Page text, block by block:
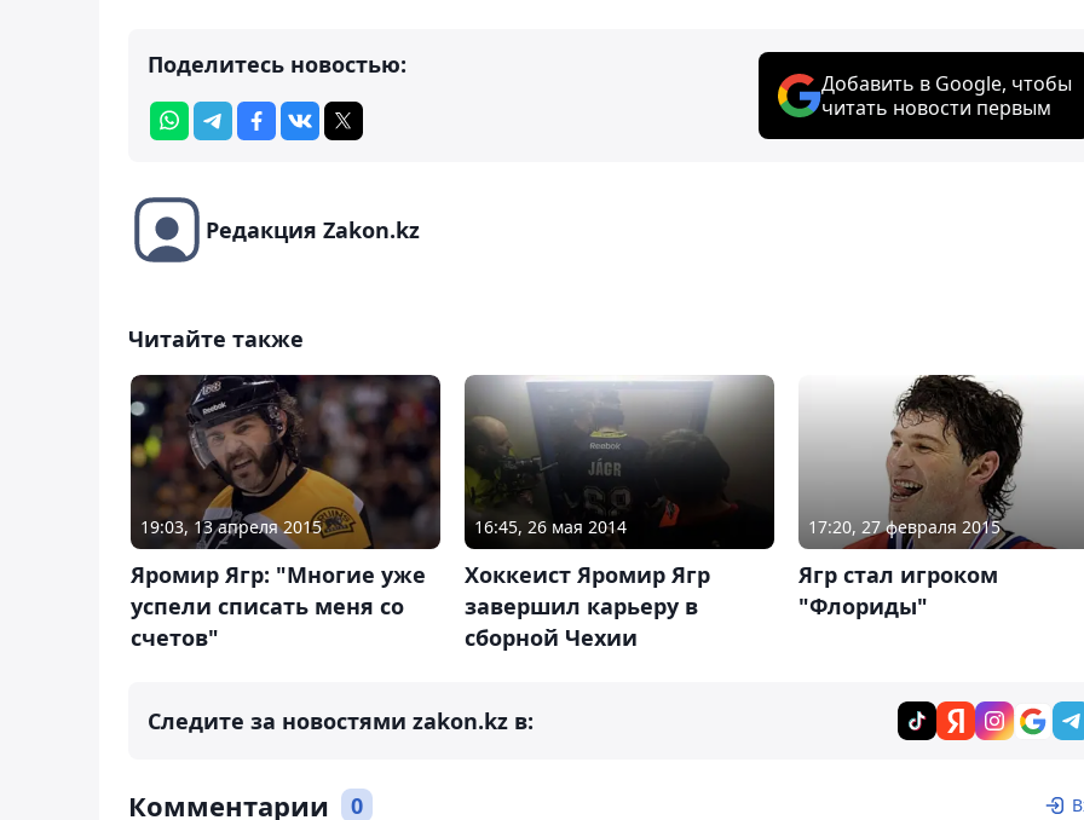
Поделитесь новостью:
Добавить в Google, чтобы
читать новости первым
Редакция Zakon.kz
Читайте также
19:03, 13 апреля 2015
Яромир Ягр: "Многие уже
успели списать меня со
счетов"
16:45, 26 мая 2014
Хоккеист Яромир Ягр
завершил карьеру в
сборной Чехии
17:20, 27 февраля 2015
Ягр стал игроком
"Флориды"
Следите за новостями zakon.kz в:
Комментарии 0